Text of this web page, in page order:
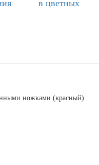
в цветных
ножками (красный)